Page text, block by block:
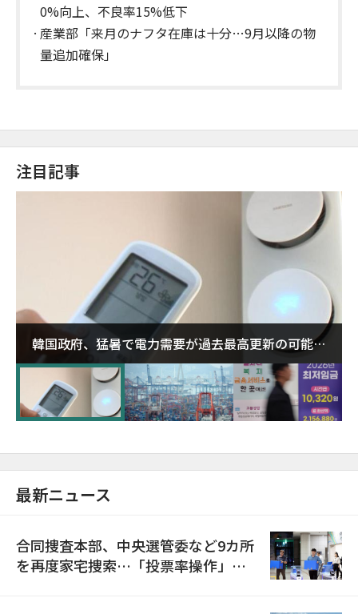
0%向上、不良率15%低下
産業部「来月のナフタ在庫は十分…9月以降の物
量追加確保」
注目記事
韓国政府、猛暑で電力需要が過去最高更新の可能性
に需給対応体制を点検
最新ニュース
合同捜査本部、中央選管委など9カ所
を再度家宅捜索…「投票率操作」の